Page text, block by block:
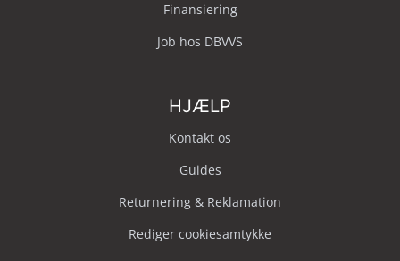
Finansiering
Job hos DBVVS
HJÆLP
Kontakt os
Guides
Returnering & Reklamation
Rediger cookiesamtykke